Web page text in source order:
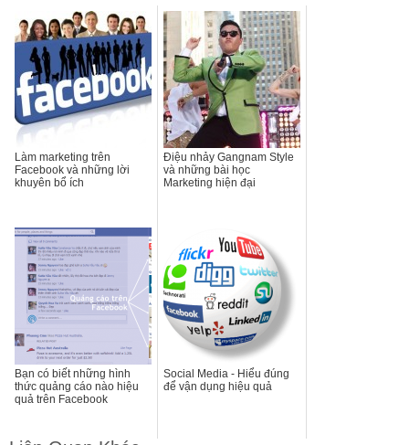
Làm marketing trên
Facebook và những lời
khuyên bổ ích
Điệu nhảy Gangnam Style
và những bài học
Marketing hiện đại
Bạn có biết những hình
thức quảng cáo nào hiệu
quả trên Facebook
Social Media - Hiểu đúng
để vận dụng hiệu quả